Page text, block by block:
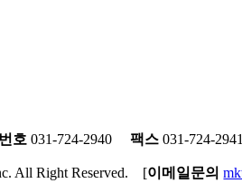
호 031-724-2940 팩스 031-724-
All Right Reserved. [이메일문의